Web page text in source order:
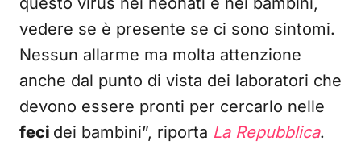
vedere se è presente se ci sono sintomi.
Nessun allarme ma molta attenzione
anche dal punto di vista dei laboratori che
devono essere pronti per cercarlo nelle
feci dei bambini”, riporta La Repubblica.